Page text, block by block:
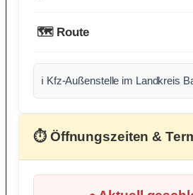
🗺️ Route
ℹ️ Kfz-Außenstelle im Landkreis
⏱ Öffnungszeiten &